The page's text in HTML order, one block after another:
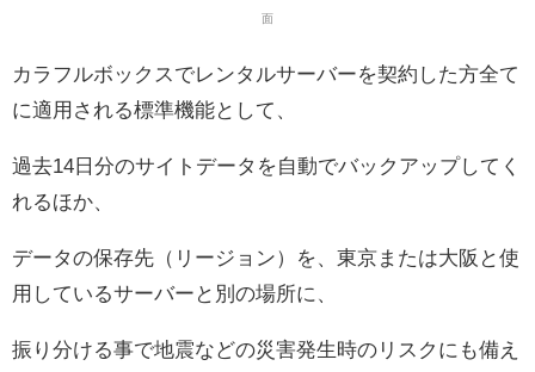
カラフルボックスでレンタルサーバーを契約した方全て
に適用される標準機能として、
過去14日分のサイトデータを自動でバックアップしてく
れるほか、
データの保存先（リージョン）を、東京または大阪と使
用しているサーバーと別の場所に、
振り分ける事で地震などの災害発生時のリスクにも備え